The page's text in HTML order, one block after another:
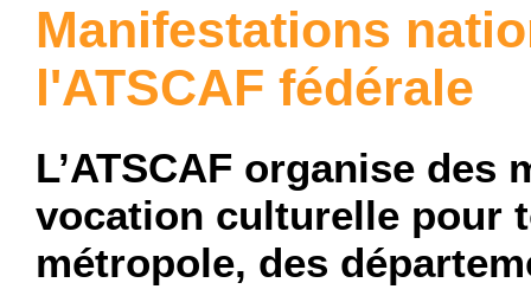
Manifestations
l'ATSCAF fédérale
L’ATSCAF organise
vocation culturelle pour
métropole, des